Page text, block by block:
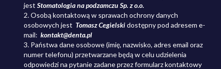
jestStomatologia na podzamczu Sp. z o.o.
2. Osobą kontaktową w sprawach ochrony danych
osobowych jest Tomasz Cegielskidostępny pod adresem e-
mail: kontakt@denta.pl
3. Państwa dane osobowe (imię, nazwisko, adres email oraz
numer telefonu) przetwarzane będą w celu udzielenia
odpowiedzi na pytanie zadane przez formularz kontaktowy